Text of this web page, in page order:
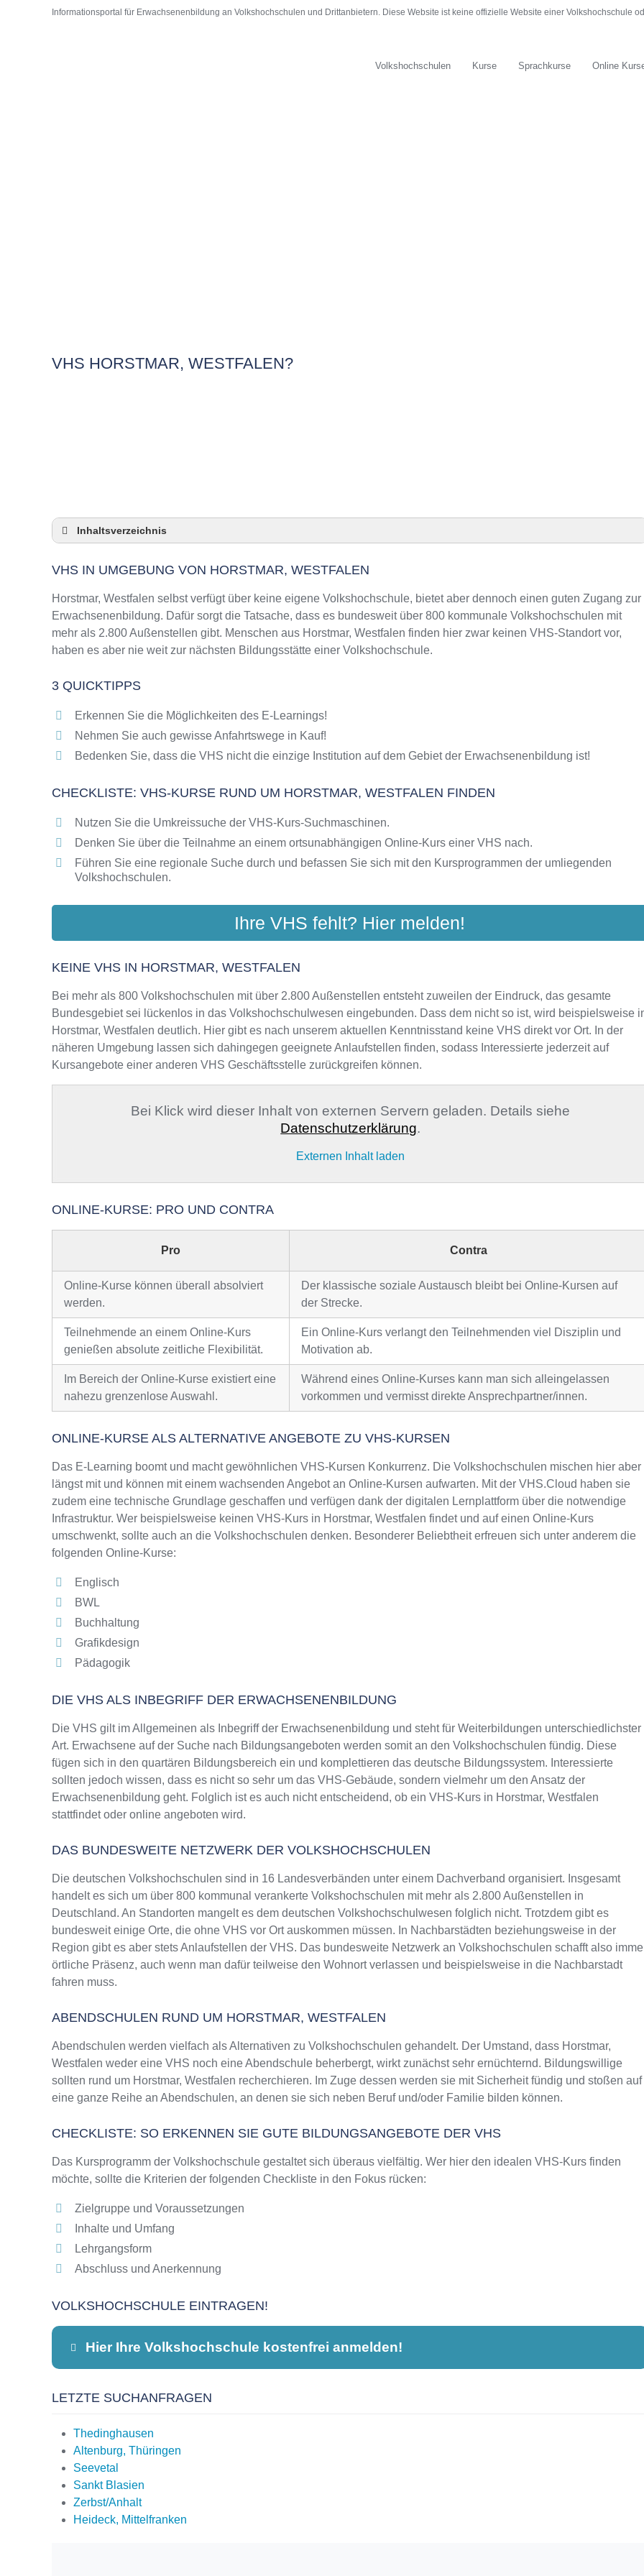
Informationsportal für Erwachsenenbildung an Volkshochschulen und Drittanbietern. Diese Website ist keine offizielle Website einer Volkshochschule
Volkshochschulen Kurse Sprachkurse Online
VHS HORSTMAR, WESTFALEN?
Inhaltsverzeichnis
3 Quicktipps
Checkliste: VHS-Kurse rund um Horstmar, Westfalen finden
Keine VHS in Horstmar, Westfalen
Online-Kurse: Pro und Contra
Online-Kurse als alternative Angebote zu VHS-Kursen
Das bundesweite Netzwerk der Volkshochschulen
Abendschulen rund um Horstmar, Westfalen
Checkliste: So erkennen Sie gute Bildungsangebote der VHS
VHS IN UMGEBUNG VON HORSTMAR, WESTFALEN
Horstmar, Westfalen selbst verfügt über keine eigene Volkshochschule, bietet aber dennoch einen guten Zugang zur
Erwachsenenbildung. Dafür sorgt die Tatsache, dass es bundesweit über 800 kommunale Volkshochschulen mit
mehr als 2.800 Außenstellen gibt. Menschen aus Horstmar, Westfalen finden hier zwar keinen VHS-Standort vor,
haben es aber nie weit zur nächsten Bildungsstätte einer Volkshochschule.
3 QUICKTIPPS
Erkennen Sie die Möglichkeiten des E-Learnings!
Nehmen Sie auch gewisse Anfahrtswege in Kauf!
Bedenken Sie, dass die VHS nicht die einzige Institution auf dem Gebiet der Erwachsenenbildung ist!
CHECKLISTE: VHS-KURSE RUND UM HORSTMAR, WESTFALEN FINDEN
Nutzen Sie die Umkreissuche der VHS-Kurs-Suchmaschinen.
Denken Sie über die Teilnahme an einem ortsunabhängigen Online-Kurs einer VHS nach.
Führen Sie eine regionale Suche durch und befassen Sie sich mit den Kursprogrammen der umliegenden
Volkshochschulen.
Ihre VHS fehlt? Hier melden!
KEINE VHS IN HORSTMAR, WESTFALEN
Bei mehr als 800 Volkshochschulen mit über 2.800 Außenstellen entsteht zuweilen der Eindruck, das gesamte
Bundesgebiet sei lückenlos in das Volkshochschulwesen eingebunden. Dass dem nicht so ist, wird beispielsweise
Horstmar, Westfalen deutlich. Hier gibt es nach unserem aktuellen Kenntnisstand keine VHS direkt vor Ort. In der
näheren Umgebung lassen sich dahingegen geeignete Anlaufstellen finden, sodass Interessierte jederzeit auf
Kursangebote einer anderen VHS Geschäftsstelle zurückgreifen können.
Bei Klick wird dieser Inhalt von externen Servern geladen. Details siehe
Datenschutzerklärung.
Externen Inhalt laden
ONLINE-KURSE: PRO UND CONTRA
Pro Contra
Online-Kurse können überall absolviert
werden.
Der klassische soziale Austausch bleibt bei Online-Kursen auf
der Strecke.
Teilnehmende an einem Online-Kurs
genießen absolute zeitliche Flexibilität.
Ein Online-Kurs verlangt den Teilnehmenden viel Disziplin und
Motivation ab.
Im Bereich der Online-Kurse existiert eine
nahezu grenzenlose Auswahl.
Während eines Online-Kurses kann man sich alleingelassen
vorkommen und vermisst direkte Ansprechpartner/innen.
ONLINE-KURSE ALS ALTERNATIVE ANGEBOTE ZU VHS-KURSEN
Das E-Learning boomt und macht gewöhnlichen VHS-Kursen Konkurrenz. Die Volkshochschulen mischen hier aber
längst mit und können mit einem wachsenden Angebot an Online-Kursen aufwarten. Mit der VHS.Cloud haben sie
zudem eine technische Grundlage geschaffen und verfügen dank der digitalen Lernplattform über die notwendige
Infrastruktur. Wer beispielsweise keinen VHS-Kurs in Horstmar, Westfalen findet und auf einen Online-Kurs
umschwenkt, sollte auch an die Volkshochschulen denken. Besonderer Beliebtheit erfreuen sich unter anderem die
folgenden Online-Kurse:
Englisch
BWL
Buchhaltung
Grafikdesign
Pädagogik
DIE VHS ALS INBEGRIFF DER ERWACHSENENBILDUNG
Die VHS gilt im Allgemeinen als Inbegriff der Erwachsenenbildung und steht für Weiterbildungen unterschiedlichster
Art. Erwachsene auf der Suche nach Bildungsangeboten werden somit an den Volkshochschulen fündig. Diese
fügen sich in den quartären Bildungsbereich ein und komplettieren das deutsche Bildungssystem. Interessierte
sollten jedoch wissen, dass es nicht so sehr um das VHS-Gebäude, sondern vielmehr um den Ansatz der
Erwachsenenbildung geht. Folglich ist es auch nicht entscheidend, ob ein VHS-Kurs in Horstmar, Westfalen
stattfindet oder online angeboten wird.
DAS BUNDESWEITE NETZWERK DER VOLKSHOCHSCHULEN
Die deutschen Volkshochschulen sind in 16 Landesverbänden unter einem Dachverband organisiert. Insgesamt
handelt es sich um über 800 kommunal verankerte Volkshochschulen mit mehr als 2.800 Außenstellen in
Deutschland. An Standorten mangelt es dem deutschen Volkshochschulwesen folglich nicht. Trotzdem gibt es
bundesweit einige Orte, die ohne VHS vor Ort auskommen müssen. In Nachbarstädten beziehungsweise in der
Region gibt es aber stets Anlaufstellen der VHS. Das bundesweite Netzwerk an Volkshochschulen schafft also
örtliche Präsenz, auch wenn man dafür teilweise den Wohnort verlassen und beispielsweise in die Nachbarstadt
fahren muss.
ABENDSCHULEN RUND UM HORSTMAR, WESTFALEN
Abendschulen werden vielfach als Alternativen zu Volkshochschulen gehandelt. Der Umstand, dass Horstmar,
Westfalen weder eine VHS noch eine Abendschule beherbergt, wirkt zunächst sehr ernüchternd. Bildungswillige
sollten rund um Horstmar, Westfalen recherchieren. Im Zuge dessen werden sie mit Sicherheit fündig und stoßen auf
eine ganze Reihe an Abendschulen, an denen sie sich neben Beruf und/oder Familie bilden können.
CHECKLISTE: SO ERKENNEN SIE GUTE BILDUNGSANGEBOTE DER VHS
Das Kursprogramm der Volkshochschule gestaltet sich überaus vielfältig. Wer hier den idealen VHS-Kurs finden
möchte, sollte die Kriterien der folgenden Checkliste in den Fokus rücken:
Zielgruppe und Voraussetzungen
Inhalte und Umfang
Lehrgangsform
Abschluss und Anerkennung
VOLKSHOCHSCHULE EINTRAGEN!
Hier Ihre Volkshochschule kostenfrei anmelden!
LETZTE SUCHANFRAGEN
Thedinghausen
Altenburg, Thüringen
Seevetal
Sankt Blasien
Zerbst/Anhalt
Heideck, Mittelfranken